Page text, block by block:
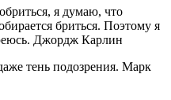
я думаю, что
бриться. Поэтому я
Джордж Карлин
тень подозрения. Марк